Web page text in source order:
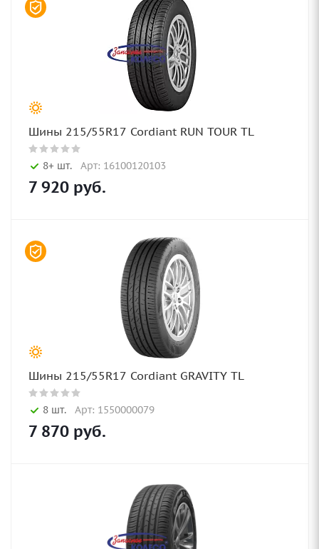
Шины 215/55R17 Cordiant RUN TOUR TL
8+ шт. Арт: 16100120103
7 920 руб.
Шины 215/55R17 Cordiant GRAVITY TL
8 шт. Арт: 1550000079
7 870 руб.